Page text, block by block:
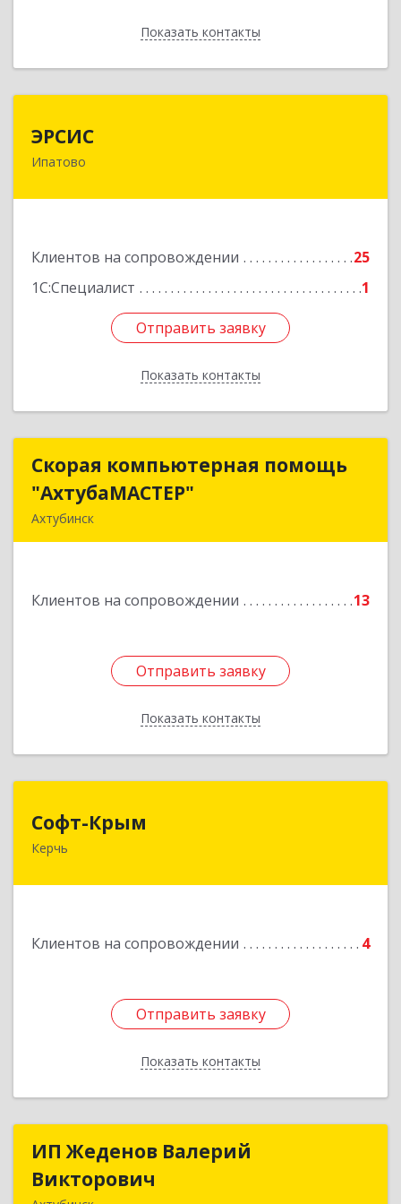
Показать контакты
Назад
ЭРСИС
Ипатово
Клиентов на сопровождении
25
1С:Специалист
1
Отправить заявку
Показать контакты
Подробнее
Отправить заявку
Назад
Скорая компьютерная помощь
"АхтубаМАСТЕР"
Ахтубинск
Клиентов на сопровождении 13
Отправить заявку
Показать контакты
Скорая компьютерная помощь
Подробнее
Отправить заявку
Назад
Софт-Крым
Керчь
Клиентов на сопровождении 4
Отправить заявку
Показать контакты
Республика Калмыкия, г. Элиста, ул. Губаревича,
Отправить заявку
Назад
ИП Жеденов Валерий
Викторович
ИП Жеденов Валерий